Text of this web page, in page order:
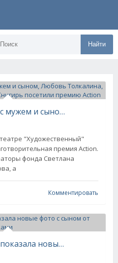
Найти
Светлана Бондарчук с мужем и сыном, Любовь Толкалина, Мария Миногарова и Юлия Снигирь посетили премию Action
"Художественный"
премия Action.
фонда Светлана
а
Комментировать
Светлана Бондарчук показала новые фото с сыном от Фёдора Бондарчука и внучками